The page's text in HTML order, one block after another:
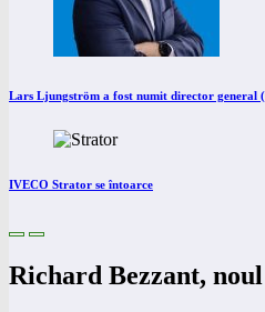
Lars Ljungström a fost numit director general
IVECO Strator se întoarce
Richard Bezzant,